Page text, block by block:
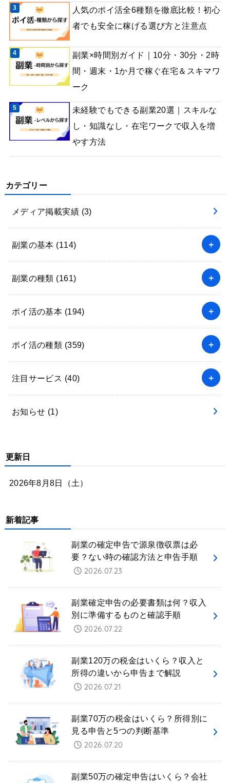
人気のポイ活全6種類を徹底比較！初心
者でも安全に稼げる選び方と注意点
副業×時間別ガイド｜10分・30分・2時
間・週末・1か月で稼ぐ在宅＆スキマワ
ーク
未経験でもできる副業20選｜スキルな
し・知識なし・在宅ワークで収入を増
やす方法
カテゴリー
メディア掲載実績 (3)
副業の基本 (114)
副業の種類 (161)
ポイ活の基本 (194)
ポイ活の種類 (359)
注目サービス (40)
お知らせ (1)
更新日
2026年8月8日（土）
新着記事
副業の確定申告で源泉徴収票は必
要？ない時の確認方法と申告手順
2026.07.23
副業確定申告の必要書類は何？収入
別に準備するものと確認手順
2026.07.22
副業120万の税金はいくら？収入と
所得の違いから申告まで解説
2026.07.21
副業70万の税金はいくら？所得別に
見る申告と5つの判断基準
2026.07.20
副業50万の確定申告はいくら？会社